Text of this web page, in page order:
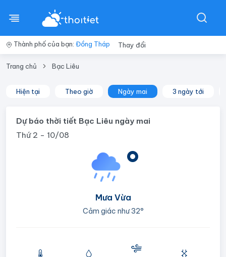
Thành phố của bạn: Đồng Tháp Thay đổi
Trang chủ Bạc Liêu
Hiện tại Theo giờ Ngày mai 3 ngày tới
Dự báo thời tiết Bạc Liêu ngày mai
Thứ 2 - 10/08
°
Mưa Vừa
Cảm giác như32°